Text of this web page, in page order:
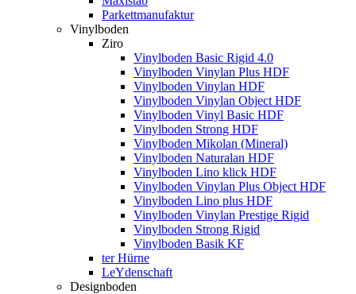
Parkettmanufaktur
Vinylboden
Ziro
Vinylboden Basic Rigid 4.0
Vinylboden Vinylan Plus HDF
Vinylboden Vinylan HDF
Vinylboden Vinylan Object HDF
Vinylboden Vinyl Basic HDF
Vinylboden Strong HDF
Vinylboden Mikolan (Mineral)
Vinylboden Naturalan HDF
Vinylboden Lino klick HDF
Vinylboden Vinylan Plus Object HDF
Vinylboden Lino plus HDF
Vinylboden Vinylan Prestige Rigid
Vinylboden Strong Rigid
Vinylboden Basik KF
ter Hürne
LeYdenschaft
Designboden